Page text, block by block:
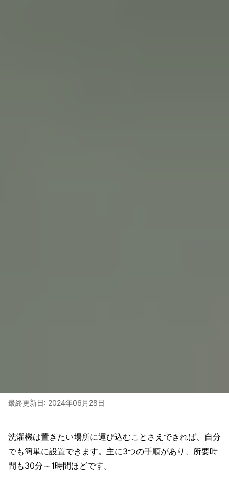
最終更新日: 2024年06月28日
洗濯機は置きたい場所に運び込むことさえできれば、自分
でも簡単に設置できます。主に3つの手順があり、所要時
間も30分～1時間ほどです。